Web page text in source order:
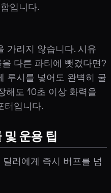
입니다.
가리지 않습니다. 시유
다른 파티에 뺏겼다면?
루시를 넣어도 완벽히 굴
해도 10초 이상 화력을
터입니다.
및 운용 팁
러에게 즉시 버프를 넘